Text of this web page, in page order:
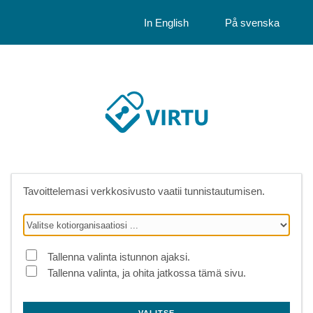
In English På svenska
Tavoittelemasi verkkosivusto vaatii tunnistautumisen.
Tallenna valinta istunnon ajaksi.
Tallenna valinta, ja ohita jatkossa tämä sivu.